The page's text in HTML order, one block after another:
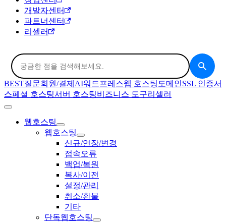
개발자센터
파트너센터
리셀러
BEST질문회원/결제 AI워드프레스웹 호스팅 도메인SSL 인증서
스페셜 호스팅서버 호스팅비즈니스 도구리셀러
웹호스팅
웹호스팅
신규/연장/변경
접속오류
백업/복원
복사/이전
설정/관리
취소/환불
기타
단독웹호스팅